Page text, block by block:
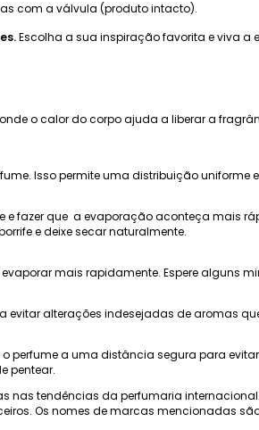
com a válvula (produto intacto).
Escolha a sua inspiração favorita e viva a
o calor do corpo ajuda a liberar a
Isso permite uma distribuição uniforme
e fazer que a evaporação aconteça mais
e deixe secar naturalmente.
mais rapidamente. Espere alguns
evitar alterações indesejadas de aromas
perfume a uma distância segura para
pentear.
nas tendências da perfumaria
Os nomes de marcas mencionadas